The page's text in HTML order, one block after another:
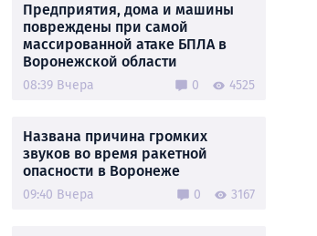
Предприятия, дома и машины
повреждены при самой
массированной атаке БПЛА в
Воронежской области
08:39 Вчера 0 4525
Названа причина громких
звуков во время ракетной
опасности в Воронеже
09:40 Вчера 0 3167